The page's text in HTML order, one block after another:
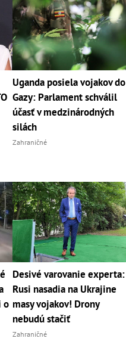
Uganda posiela vojakov do
Gazy: Parlament schválil
účasť v medzinárodných
silách
Zahraničné
o
Desivé varovanie experta:
Rusi nasadia na Ukrajine
masy vojakov! Drony
nebudú stačiť
Zahraničné